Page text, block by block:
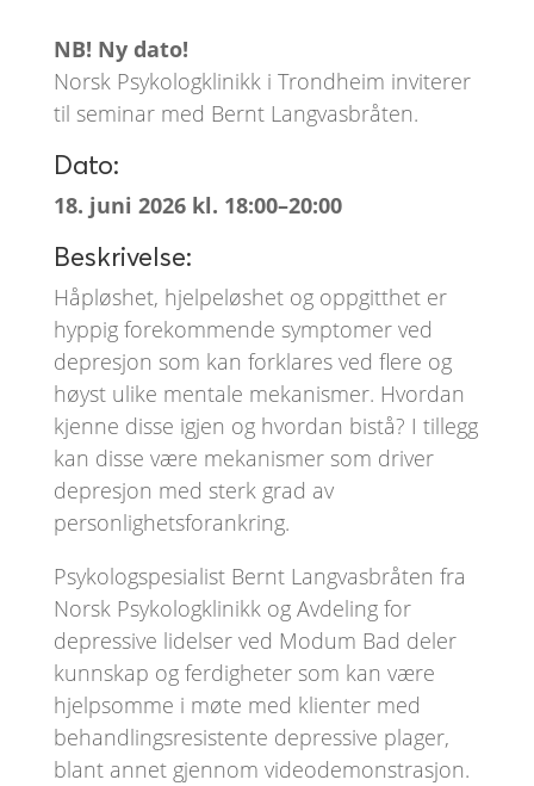
NB! Ny dato!
Norsk Psykologklinikk i Trondheim inviterer
til seminar med Bernt Langvasbråten.
Dato:
18. juni 2026 kl. 18:00–20:00
Beskrivelse:
Håpløshet, hjelpeløshet og oppgitthet er
hyppig forekommende symptomer ved
depresjon som kan forklares ved flere og
høyst ulike mentale mekanismer. Hvordan
kjenne disse igjen og hvordan bistå? I tillegg
kan disse være mekanismer som driver
depresjon med sterk grad av
personlighetsforankring.
Psykologspesialist Bernt Langvasbråten fra
Norsk Psykologklinikk og Avdeling for
depressive lidelser ved Modum Bad deler
kunnskap og ferdigheter som kan være
hjelpsomme i møte med klienter med
behandlingsresistente depressive plager,
blant annet gjennom videodemonstrasjon.